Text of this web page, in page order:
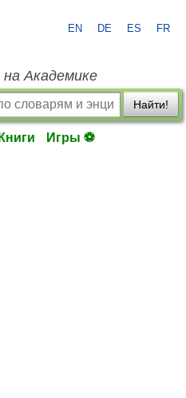
EN DE ES FR
на Академике
Найти!
Книги Игры ⚽